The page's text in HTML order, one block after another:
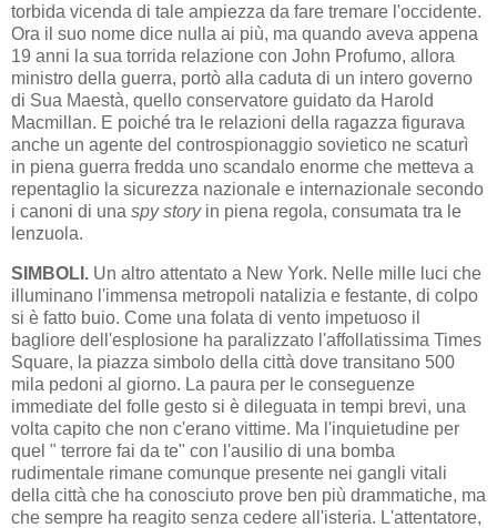
torbida vicenda di tale ampiezza da fare tremare l'occidente.
Ora il suo nome dice nulla ai più, ma quando aveva appena
19 anni la sua torrida relazione con John Profumo, allora
ministro della guerra, portò alla caduta di un intero governo
di Sua Maestà, quello conservatore guidato da Harold
Macmillan. E poiché tra le relazioni della ragazza figurava
anche un agente del controspionaggio sovietico ne scaturì
in piena guerra fredda uno scandalo enorme che metteva a
repentaglio la sicurezza nazionale e internazionale secondo
i canoni di una spy storyin piena regola, consumata tra le
lenzuola.
SIMBOLI. Un altro attentato a New York. Nelle mille luci che
illuminano l'immensa metropoli natalizia e festante, di colpo
si è fatto buio. Come una folata di vento impetuoso il
bagliore dell'esplosione ha paralizzato l'affollatissima Times
Square, la piazza simbolo della città dove transitano 500
mila pedoni al giorno. La paura per le conseguenze
immediate del folle gesto si è dileguata in tempi brevi, una
volta capito che non c'erano vittime. Ma l'inquietudine per
quel " terrore fai da te" con l'ausilio di una bomba
rudimentale rimane comunque presente nei gangli vitali
della città che ha conosciuto prove ben più drammatiche, ma
che sempre ha reagito senza cedere all'isteria. L'attentatore,